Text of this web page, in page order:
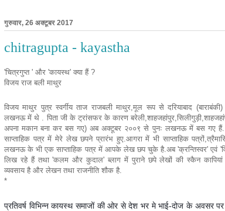
गुरुवार, 26 अक्टूबर 2017
chitragupta - kayastha
'चित्रगुप्त ' और 'कायस्थ' क्या हैं ?
विजय राज बली माथुर
विजय माथुर पुत्र स्वर्गीय ताज राजबली माथुर,मूल रूप से दरियाबाद
लखनऊ में थे . पिता जी के ट्रांसफर के कारण
अपना मकान बना कर बस गए) अब अक्टूबर २००९ से पुनः लखनऊ में बस गए हैं.
साप्ताहिक पत्र में मेरे लेख छपने प्रारंभ हुए.आगरा में भी साप्ताहिक
लखनऊ के भी एक साप्ताहिक पत्र में आपके लेख छप चुके है.अब 'क्रन्तिस्वर' एवं
लिख रहे हैं तथा 'कलम और कुदाल' ब्लाग में पुराने छपे लेखों की स्कैन
व्यवसाय है और लेखन तथा राजनीति शौक है.
*
प्रतिवर्ष विभिन्न कायस्थ समाजों की ओर से देश भर मे भाई-दोज के अवसर पर